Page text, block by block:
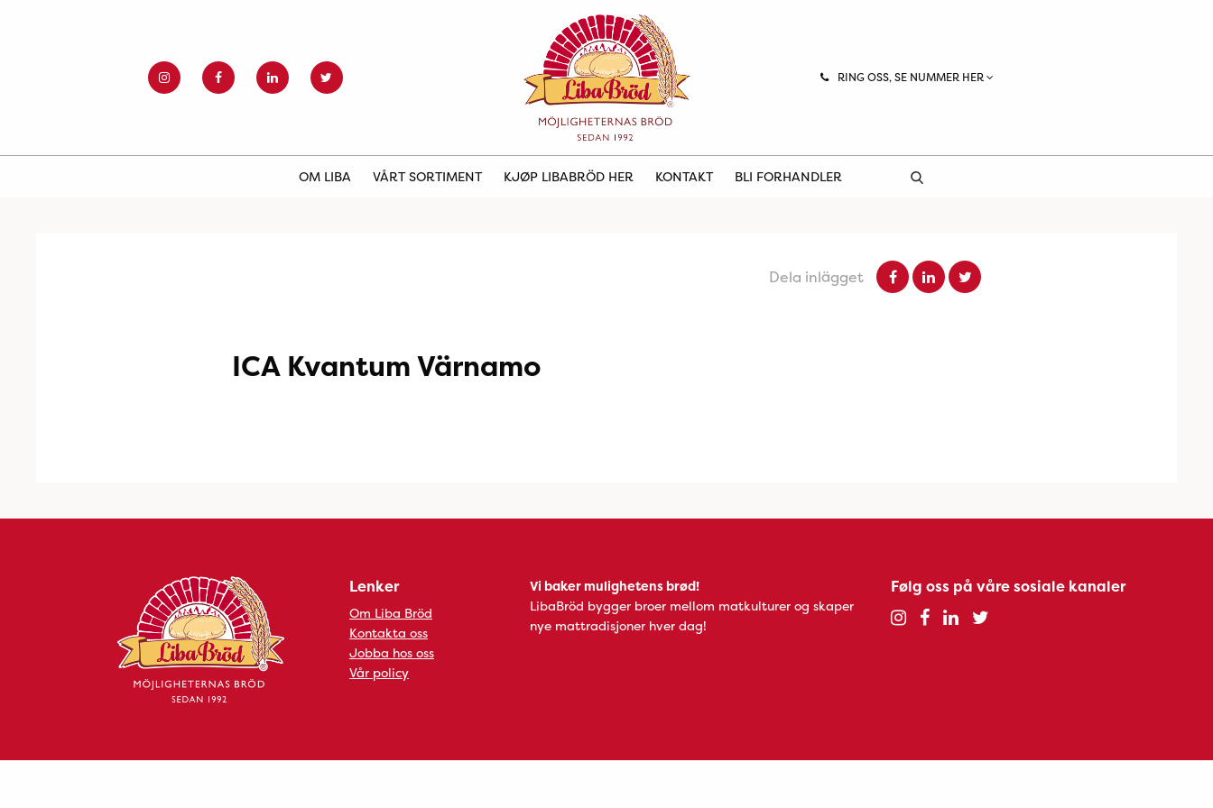
RING OSS, SE NUMMER HER
OM LIBA VÅRT SORTIMENT KJØP LIBABRÖD HER KONTAKT BLI FORHANDLER
Dela inlägget
ICA Kvantum Värnamo
Lenker
Om Liba Bröd
Kontakta oss
Jobba hos oss
Vår policy
Vi baker mulighetens brød!
LibaBröd bygger broer mellom matkulturer og skaper
nye mattradisjoner hver dag!
Følg oss på våre sosiale kanaler